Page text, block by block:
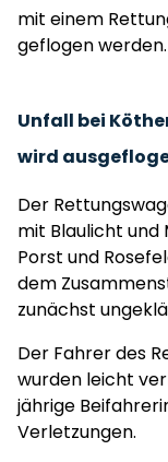
mit einem
geflogen werden.
Unfall bei
wird
Der
mit Blaulicht und
Porst und
dem
zunächst
Der Fahrer des
wurden leicht
jährige
Verletzungen.